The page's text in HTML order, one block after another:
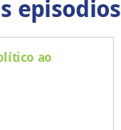
episodios
ao